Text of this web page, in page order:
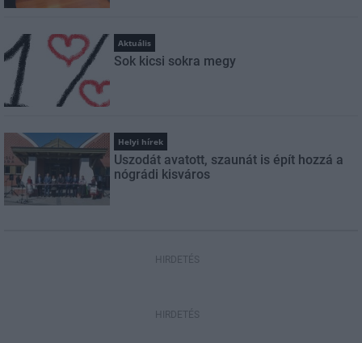
Aktuális
Sok kicsi sokra megy
Helyi hírek
Uszodát avatott, szaunát is épít hozzá a
nógrádi kisváros
HIRDETÉS
HIRDETÉS